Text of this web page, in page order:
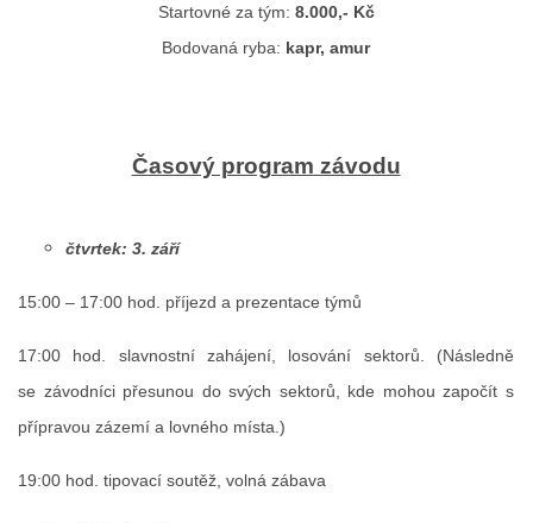
ouklejteam@seznam.cz
Startovné za tým: 8.000,- Kč
Bodovaná ryba: kapr, amur
Časový program závodu
čtvrtek: 3. září
15:00 – 17:00 hod. příjezd a prezentace týmů
17:00 hod. slavnostní zahájení, losování sektorů. (Následně
se závodníci přesunou do svých sektorů, kde mohou započít s
přípravou zázemí a lovného místa.)
19:00 hod. tipovací soutěž, volná zábava